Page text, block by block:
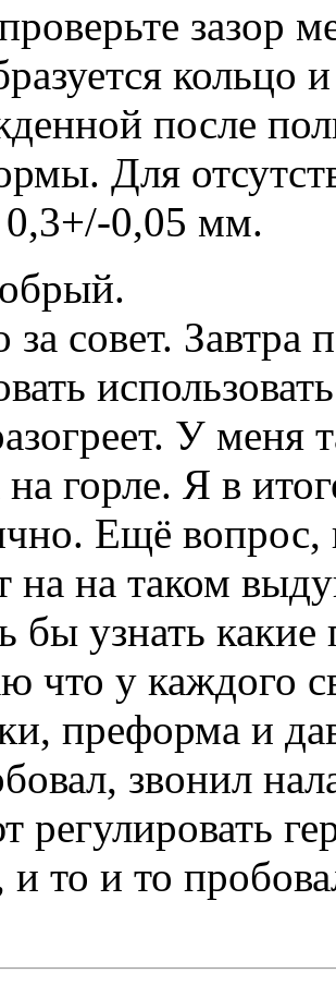
зазор
кольцо
после
Для
0,3+/-0,05 мм.
за совет.
У меня
на горле. Я в
Ещё вопрос,
на на таком
бы узнать
что у каждого
преформа и
звонил
регулировать
и то и то